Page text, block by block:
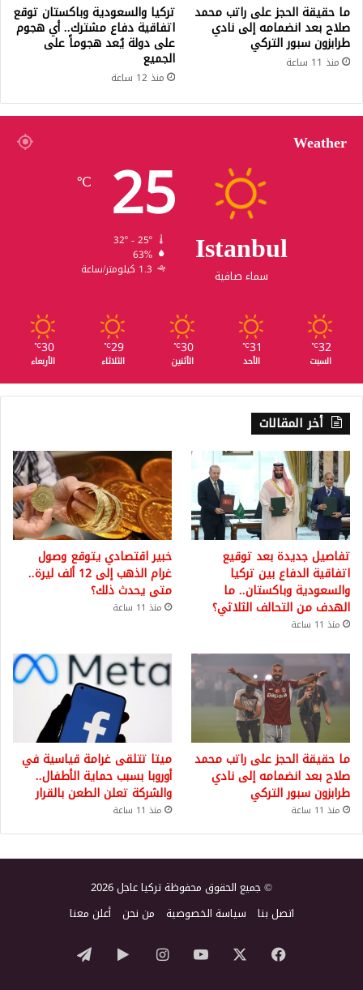
ما حقيقة الحجز على راتب محمد
صلاح بعد انضمامه إلى نادي
طرابزون سبور التركي
منذ 11 ساعة
تركيا والسعودية وباكستان توقع
اتفاقية دفاع مشترك.. أي هجوم
على دولة يُعد هجوماً على
الجميع
منذ 12 ساعة
Weather
Istanbul
سماء صافية
25
℃
32º - 25º
63%
1.3 كيلومتر/ساعة
32
℃
السبت
31
℃
الأحد
30
℃
الأثنين
29
℃
الثلاثاء
30
℃
الأربعاء
أخر المقالات
تفاصيل جديدة بعد توقيع
اتفاقية الدفاع بين تركيا
والسعودية وباكستان.. ما
الهدف من التحالف الثلاثي؟
منذ 11 ساعة
خبير اقتصادي يتوقع وصول
غرام الذهب إلى 12 ألف ليرة..
متى يحدث ذلك؟
منذ 11 ساعة
ما حقيقة الحجز على راتب محمد
صلاح بعد انضمامه إلى نادي
طرابزون سبور التركي
منذ 11 ساعة
ميتا تتلقى غرامة قياسية في
أوروبا بسبب حماية الأطفال..
والشركة تعلن الطعن بالقرار
منذ 11 ساعة
© جميع الحقوق محفوظة تركيا عاجل 2026
اتصل بنا سياسة الخصوصية من نحن أعلن معنا
فيسبوك ‫YouTubeانستقرام‏Googleتيلقرام